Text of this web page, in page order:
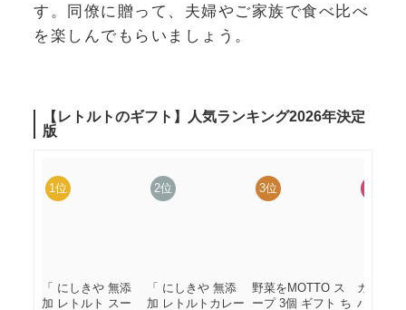
す。同僚に贈って、夫婦やご家族で食べ比べ
を楽しんでもらいましょう。